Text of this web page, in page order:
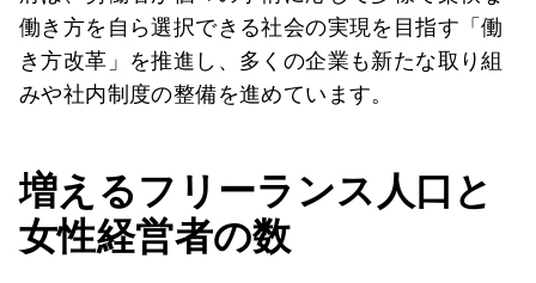
働き方を自ら選択できる社会の実現を目指す「働
き方改革」を推進し、多くの企業も新たな取り組
みや社内制度の整備を進めています。
増えるフリーランス人口と
女性経営者の数